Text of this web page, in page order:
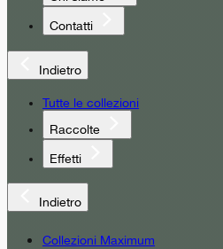
Contatti
Indietro
Tutte le collezioni
Raccolte
Effetti
Indietro
Collezioni Maximum